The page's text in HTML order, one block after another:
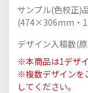
サンプル(色校正)
(474×306mm・
デザイン入稿数(
※本商品は1デザ
※複数デザインを
してください。